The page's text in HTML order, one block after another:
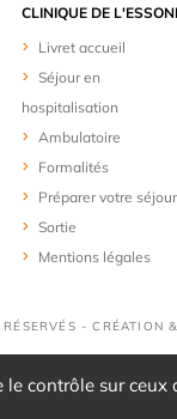
CLINIQUE DE
Livret accueil
Séjour en
hospitalisation
Ambulatoire
Formalités
Préparer votre séjour
Sortie
Mentions légales
- CRÉATION
contrôle sur